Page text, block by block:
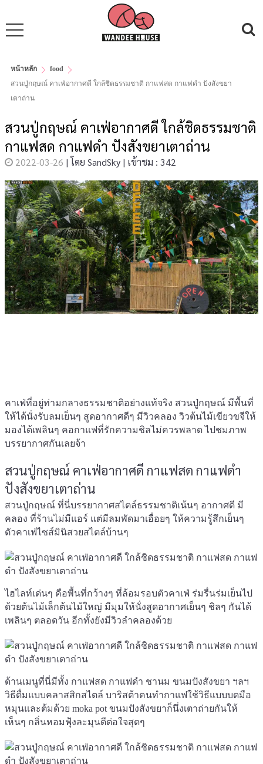
หน้าหลัก
food
สวนปู่กฤษณ์ คาเฟ่อากาศดี ใกล้ชิดธรรมชาติ กาแฟสด กาแฟดำ ปังสังขยา
เตาถ่าน
สวนปู่กฤษณ์ คาเฟ่อากาศดี ใกล้ชิดธรรมชาติ
กาแฟสด กาแฟดำ ปังสังขยาเตาถ่าน
2022-03-26 | โดย SandSky | เข้าชม : 342
คาเฟ่ที่อยู่ท่ามกลางธรรมชาติอย่างแท้จริง สวนปู่กฤษณ์ มีพื้นที่
ให้ได้นั่งรับลมเย็นๆ สูดอากาศดีๆ มีวิวคลอง วิวต้นไม้เขียวขจีให้
มองได้เพลินๆ คอกาแฟที่รักความชิลไม่ควรพลาด ไปชมภาพ
บรรยากาศกันเลยจ้า
สวนปู่กฤษณ์ คาเฟ่อากาศดี กาแฟสด กาแฟดำ
ปังสังขยาเตาถ่าน
สวนปู่กฤษณ์ ที่นี่บรรยากาศสไตล์ธรรมชาติเน้นๆ อากาศดี มี
คลอง ที่ร้านไม่มีแอร์ แต่มีลมพัดมาเอื่อยๆ ให้ความรู้สึกเย็นๆ
ตัวคาเฟ่ไซส์มินิสวยสไตล์บ้านๆ
ไฮไลท์เด่นๆ คือพื้นที่กว้างๆ ที่ล้อมรอบตัวคาเฟ่ ร่มรื่นร่มเย็นไป
ด้วยต้นไม้เล็กต้นไม้ใหญ่ มีมุมให้นั่งสูดอากาศเย็นๆ ชิลๆ กันได้
เพลินๆ ตลอดวัน อีกทั้งยังมีวิวลำคลองด้วย
ด้านเมนูที่นี่มีทั้ง กาแฟสด กาแฟดำ ชานม ขนมปังสังขยา ฯลฯ
วิธีดื่มแบบคลาสสิกสไตล์ บาริสต้าคนทำกาแฟใช้วิธีแบบบดมือ
หมุนและต้มด้วย moka pot ขนมปังสังขยาก็นึ่งเตาถ่ายกันให้
เห็นๆ กลิ่นหอมฟุ้งละมุนดีต่อใจสุดๆ